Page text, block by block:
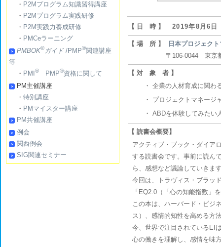
・ P2Mプログラム知識習得講座
・ P2Mプログラム実践研修
・ P2M実践力養成研修
・ PMCeラーニング
PMBOK®ガイド/PMP®関連講座
等
・ PMI ® PMP®資格に関して
PM主催講座
・ 特別講座
・ PMマイスター講座
PM共催講座
例会
関西例会
SIG関連セミナー
【 日 時 】 2019年8月6
【 場 所 】
日本プロジェク
〒106-0044 東京都港区
【 対 象 者 】
・ 企業の人材育成に関わ
・
プロジェクトマネージ
・ ABDを体験してみたい
【 読書会概要】
アクティブ・ブック・ダイア
する読書会です。事前に読ん
ら、感想など議論していきま
今回は、トラヴィス・ブラッ
「EQ2.0（「心の知能指数」
この本は、ハーバード・ビジ
ス）、感情的知性を高める方
今、世界で注目されているEI
心の働きを理解し、感情を味